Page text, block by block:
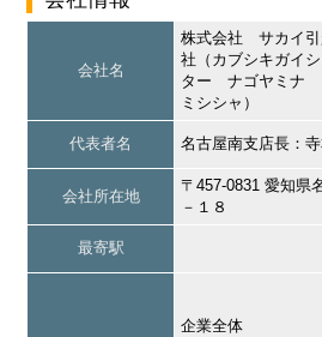
会社名
株式会社 サカイ
社（カブシキガイ
ター ナゴヤミナ
ミシシャ）
代表者名 名古屋南支店長：
会社所在地
〒457-0831 愛知県
－１８
最寄駅
企業全体